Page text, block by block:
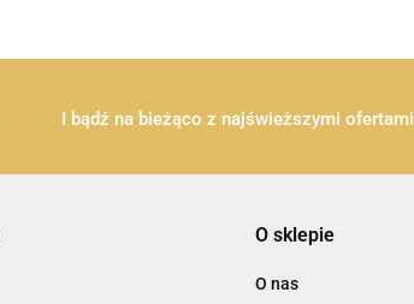
I bądź na bieżąco z najświeższymi ofertami
O sklepie
O nas